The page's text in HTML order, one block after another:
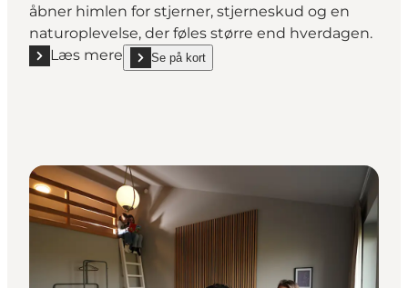
åbner himlen for stjerner, stjerneskud og en
naturoplevelse, der føles større end hverdagen.
Læs mere
Læs mere "Dark Sky Møn og Nyord"
Se på kort
show Dark Sky Møn og Nyord on_map